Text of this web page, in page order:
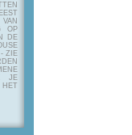
OP
DE
- ZIE
JE